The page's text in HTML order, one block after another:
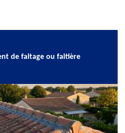
de faitage ou faitière